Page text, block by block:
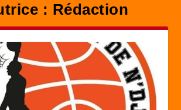
: Rédaction